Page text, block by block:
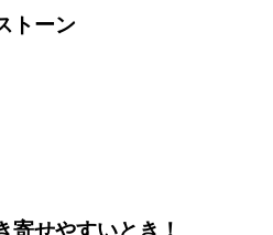
トーン
寄せやすいとき！